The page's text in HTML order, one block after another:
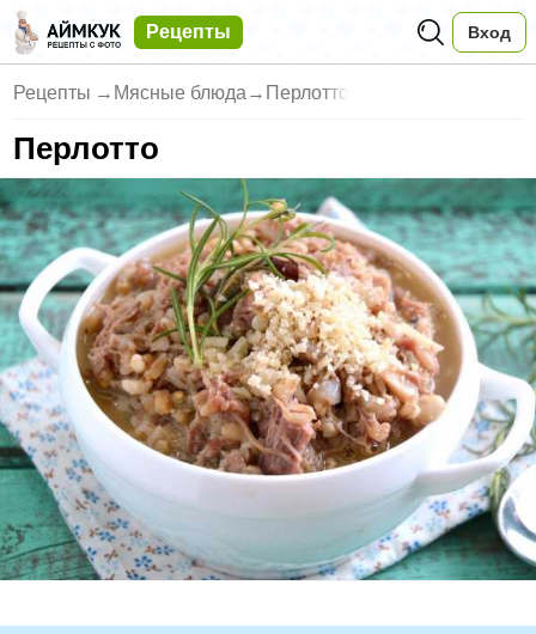
Рецепты Вход
Рецепты → Мясные блюда → Перлотто
Перлотто